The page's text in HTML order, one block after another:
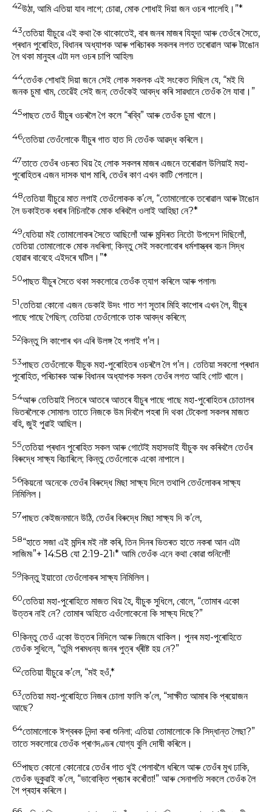
42উঠা, আমি এতিয়া যাব লাগে; চোৱা, মোক শোধাই দিয়া জন ওচৰ পালেহি।”*
43তেতিয়া যীচুৱে এই কথা কৈ থাকোতেই, বাৰ জনৰ মাজৰ যিহূদা আৰু তেওঁৰে সৈতে,
প্ৰধান পুৰোহিত, বিধানৰ অধ্যাপক আৰু পৰিচাৰক সকলৰ লগত তৰোৱাল আৰু টাঙোন
লৈ থকা মানুহৰ এটা দল ওচৰ চাপি আহিল৷
44তেওঁক শোধাই দিয়া জনে সেই লোক সকলক এই সংকেত দিছিল যে, “মই যি
জনক চুমা খাম, তেৱেঁই সেই জন; তেওঁকেই আবদ্ধ কৰি সাৱধানে তেওঁক লৈ যাবা।”
45পাছত তেওঁ যীচুৰ ওচৰলৈ গৈ কলে “ৰব্বি” আৰু তেওঁক চুমা খালে।
46তেতিয়া তেওঁলোকে যীচুৰ গাত হাত দি তেওঁক আৱদ্ধ কৰিলে।
47তাতে তেওঁৰ ওচৰত থিয় হৈ লোক সকলৰ মাজৰ এজনে তৰোৱাল উলিয়াই মহা-
পুৰোহিতৰ এজন দাসক ঘাপ মাৰি, তেওঁৰ কাণ এখন কাটি পেলালে।
48তেতিয়া যীচুৱে মাত লগাই তেওঁলোকক ক’লে, “তোমালোকে তৰোৱাল আৰু টাঙোন
লৈ ডকাইতক ধৰাৰ নিচিনাকৈ মোক ধৰিবলৈ ওলাই আহিছা নে?*
49যেতিয়া মই তোমালোকৰ সৈতে আছিলোঁ আৰু মন্দিৰত নিতৌ উপদেশ দিছিলোঁ,
তেতিয়া তোমালোকে মোক নধৰিলা; কিন্তু সেই সকলোবোৰ ধৰ্মশাস্ত্ৰৰ বচন সিদ্ধ
হোৱাৰ বাবেহে এইদৰে ঘটিল।”*
50পাছত যীচুৰ সৈতে থকা সকলোৱে তেওঁক ত্যাগ কৰিলে আৰু পলাল৷
51তেতিয়া কোনো এজন ডেকাই উদং গাত শণ সূতাৰ মিহি কাপোৰ এখন লৈ, যীচুৰ
পাছে পাছে গৈছিল; তেতিয়া তেওঁলোকে তাক আবদ্ধ কৰিলে;
52কিন্তু সি কাপোৰ খন এৰি উলঙ্গ হৈ পলাই গ’ল।
53পাছত তেওঁলোকে যীচুক মহা-পুৰোহিতৰ ওচৰলৈ লৈ গ’ল। তেতিয়া সকলো প্ৰধান
পুৰোহিত, পৰিচাৰক আৰু বিধানৰ অধ্যাপক সকল তেওঁৰ লগত আহি গোট খালে।
54আৰু তেতিয়াই পিতৰে আতৰে আতৰে যীচুৰ পাছে পাছে মহা-পুৰোহিতৰ চোতালৰ
ভিতৰলৈকে সোমাল৷ তাতে নিজকে উম দিবলৈ পহৰা দি থকা টেকেলা সকলৰ মাজত
বহি, জুই পুৱাই আছিল।
55তেতিয়া প্ৰধান পুৰোহিত সকল আৰু গোটেই মহাসভাই যীচুক বধ কৰিবলৈ তেওঁৰ
বিৰুদ্ধে সাক্ষ্য বিচাৰিলে; কিন্তু তেওঁলোকে একো নাপালে।
56কিয়নো অনেকে তেওঁৰ বিৰুদ্ধে মিছা সাক্ষ্য দিলে তথাপি তেওঁলোকৰ সাক্ষ্য
নিমিলিল।
57পাছত কেইজনমানে উঠি, তেওঁৰ বিৰুদ্ধে মিছা সাক্ষ্য দি ক’লে,
58“হাতে সজা এই মন্দিৰ মই নষ্ট কৰি, তিন দিনৰ ভিতৰত হাতে নকৰা আন এটা
সাজিম৷”+ 14:58 যো 2:19-21৷* আমি তেওঁক এনে কথা কোৱা শুনিলোঁ!
59কিন্তু ইয়াতো তেওঁলোকৰ সাক্ষ্য নিমিলিল।
60তেতিয়া মহা-পুৰোহিতে মাজত থিয় হৈ, যীচুক সুধিলে, বোলে, “তোমাৰ একো
উত্তৰ নাই নে? তোমাৰ অহিতে এওঁলোকেনো কি সাক্ষ্য দিছে?”
61কিন্তু তেওঁ একো উত্তৰ নিদিলে আৰু নিজমে থাকিল। পুনৰ মহা-পুৰোহিতে
তেওঁক সুধিলে, “তুমি পৰমধন্য জনৰ পুত্ৰ খ্ৰীষ্ট হয় নে?”
62তেতিয়া যীচুৱে ক’লে, “মই হওঁ,*
63তেতিয়া মহা-পুৰোহিতে নিজৰ চোলা ফালি ক’লে, “সাক্ষীত আমাৰ কি প্ৰয়োজন
আছে?
64তোমালোকে ঈশ্বৰক নিন্দা কৰা শুনিলা; এতিয়া তোমালোকে কি সিদ্ধান্ত লৈছা?”
তাতে সকলোৱে তেওঁক প্ৰাণদণ্ডৰ যোগ্য বুলি দোষী কৰিলে।
65পাছত কোনো কোনোৱে তেওঁৰ গাত থুই পেলাবলৈ ধৰিলে আৰু তেওঁৰ মুখ ঢাকি,
তেওঁক ভুকুৱাই ক’লে, “ভাবোক্তি প্ৰচাৰ কৰোঁতা!” আৰু সেনাপতি সকলে তেওঁক লৈ
গৈ প্ৰহাৰ কৰিলে।